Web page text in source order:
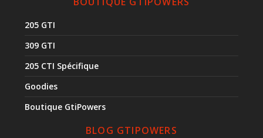
205 GTI
309 GTI
205 CTI Spécifique
Goodies
Boutique GtiPowers
BLOG GTIPOWERS